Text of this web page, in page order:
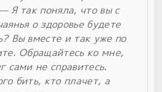
Я так поняла, что вы с
о здоровье будете
Вы вместе и так уже по
Обращайтесь ко мне,
сами не справитесь.
бить, кто плачет, а